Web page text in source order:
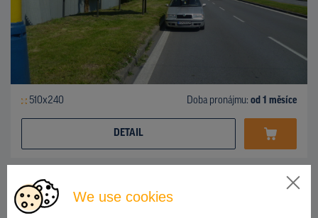
We use cookies
510x240 Doba pronájmu: od 1 měsíce
DETAIL
BILLBOARD
ul.Košická, Prešov